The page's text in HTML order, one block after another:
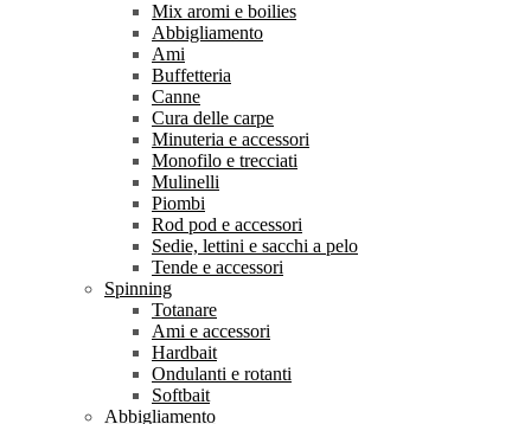
Mix aromi e boilies
Abbigliamento
Ami
Buffetteria
Canne
Cura delle carpe
Minuteria e accessori
Monofilo e trecciati
Mulinelli
Piombi
Rod pod e accessori
Sedie, lettini e sacchi a pelo
Tende e accessori
Spinning
Totanare
Ami e accessori
Hardbait
Ondulanti e rotanti
Softbait
Abbigliamento